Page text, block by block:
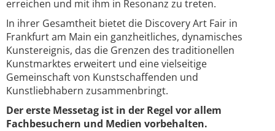
erreichen und mit ihm in Resonanz zu treten.
In ihrer Gesamtheit bietet die Discovery Art Fair in
Frankfurt am Main ein ganzheitliches, dynamisches
Kunstereignis, das die Grenzen des traditionellen
Kunstmarktes erweitert und eine vielseitige
Gemeinschaft von Kunstschaffenden und
Kunstliebhabern zusammenbringt.
Der erste Messetag ist in der Regel vor allem
Fachbesuchern und Medien vorbehalten.